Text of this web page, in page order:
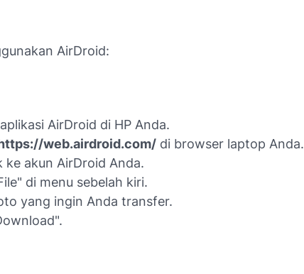
AirDroid:
AirDroid di HP Anda.
web.airdroid.com/ di browser laptop Anda.
ke akun AirDroid Anda.
di menu sebelah kiri.
yang ingin Anda transfer.